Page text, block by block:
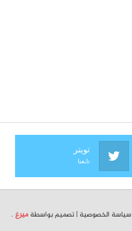
تويتر
تابعنا
سياسة الخصوصية | تصميم بواسطة ميرغ .